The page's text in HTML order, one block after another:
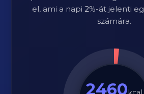
el, ami a napi 2%-át jelenti
számára.
2460